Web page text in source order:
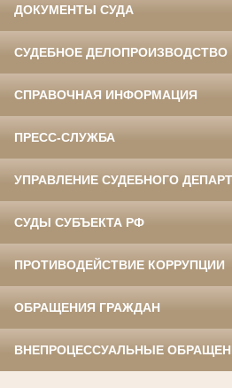
ДОКУМЕНТЫ СУДА
СУДЕБНОЕ ДЕЛОПРОИЗВОДСТВО
СПРАВОЧНАЯ ИНФОРМАЦИЯ
ПРЕСС-СЛУЖБА
УПРАВЛЕНИЕ СУДЕБНОГО
СУДЫ СУБЪЕКТА РФ
ПРОТИВОДЕЙСТВИЕ КОРРУПЦИИ
ОБРАЩЕНИЯ ГРАЖДАН
ВНЕПРОЦЕССУАЛЬНЫЕ